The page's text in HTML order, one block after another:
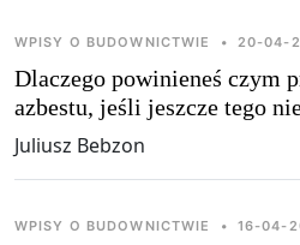
WPISY O BUDOWNICTWIE • 20-04-
Dlaczego powinieneś czym
azbestu, jeśli jeszcze tego
Juliusz Bebzon
WPISY O BUDOWNICTWIE • 16-04-